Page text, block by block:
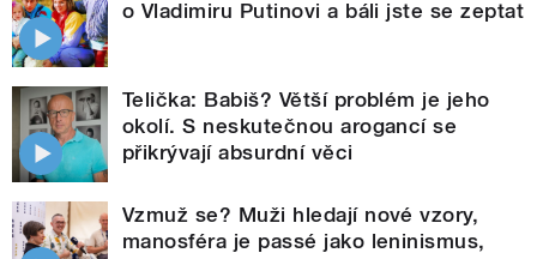
o Vladimiru Putinovi a báli jste se zeptat
Telička: Babiš? Větší problém je jeho
okolí. S neskutečnou arogancí se
přikrývají absurdní věci
Vzmuž se? Muži hledají nové vzory,
manosféra je passé jako leninismus,